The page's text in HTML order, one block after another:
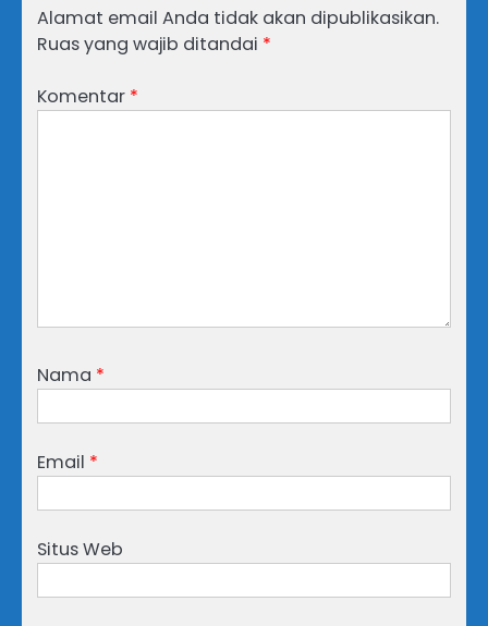
Alamat email Anda tidak akan dipublikasikan.
Ruas yang wajib ditandai *
Komentar *
Nama *
Email *
Situs Web